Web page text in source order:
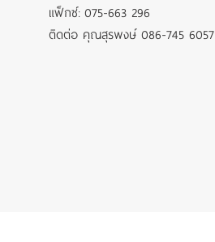
แฟ็กซ์: 075-663 296
ติดต่อ คุณสุรพงษ์ 086-745 6057